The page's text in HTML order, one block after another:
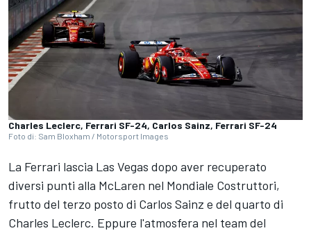
Charles Leclerc, Ferrari SF-24, Carlos Sainz, Ferrari SF-24
Foto di: Sam Bloxham / Motorsport Images
La Ferrari lascia Las Vegas dopo aver recuperato
diversi punti alla McLaren nel Mondiale Costruttori,
frutto del terzo posto di Carlos Sainz e del quarto di
Charles Leclerc. Eppure l'atmosfera nel team del